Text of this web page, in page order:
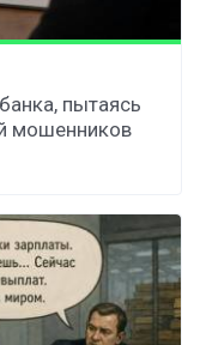
пытаясь
мошенников